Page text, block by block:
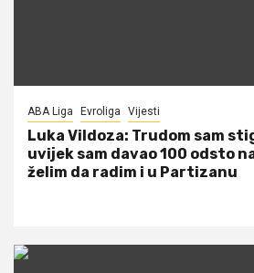
ABA Liga Evroliga Vijesti
Luka Vildoza: Trudom sam
uvijek sam davao 100 odsto
želim da radim i u Partizanu